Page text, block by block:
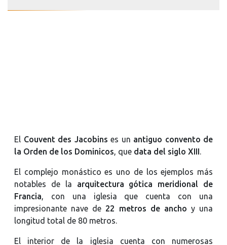
El Couvent des Jacobins es un antiguo convento de
la Orden de los Dominicos, que data del siglo XIII.
El complejo monástico es uno de los ejemplos más
notables de la arquitectura gótica meridional de
Francia, con una iglesia que cuenta con una
impresionante nave de 22 metros de ancho y una
longitud total de 80 metros.
El interior de la iglesia cuenta con numerosas